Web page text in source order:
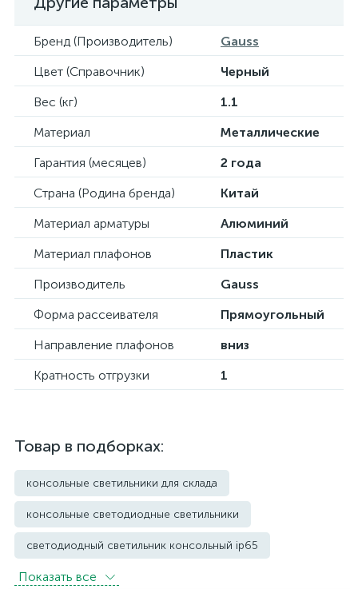
Бренд (Производитель)
Gauss
Цвет (Справочник)
Черный
Вес (кг)
1.1
Материал
Металлические
Гарантия (месяцев)
2 года
Страна (Родина бренда)
Китай
Материал арматуры
Алюминий
Материал плафонов
Пластик
Производитель
Gauss
Форма рассеивателя
Прямоугольный
Направление плафонов
вниз
Кратность отгрузки
1
Товар в подборках:
консольные светильники для склада
консольные светодиодные светильники
светодиодный светильник консольный ip65
Уличные светильники грунтовые
Показать всe